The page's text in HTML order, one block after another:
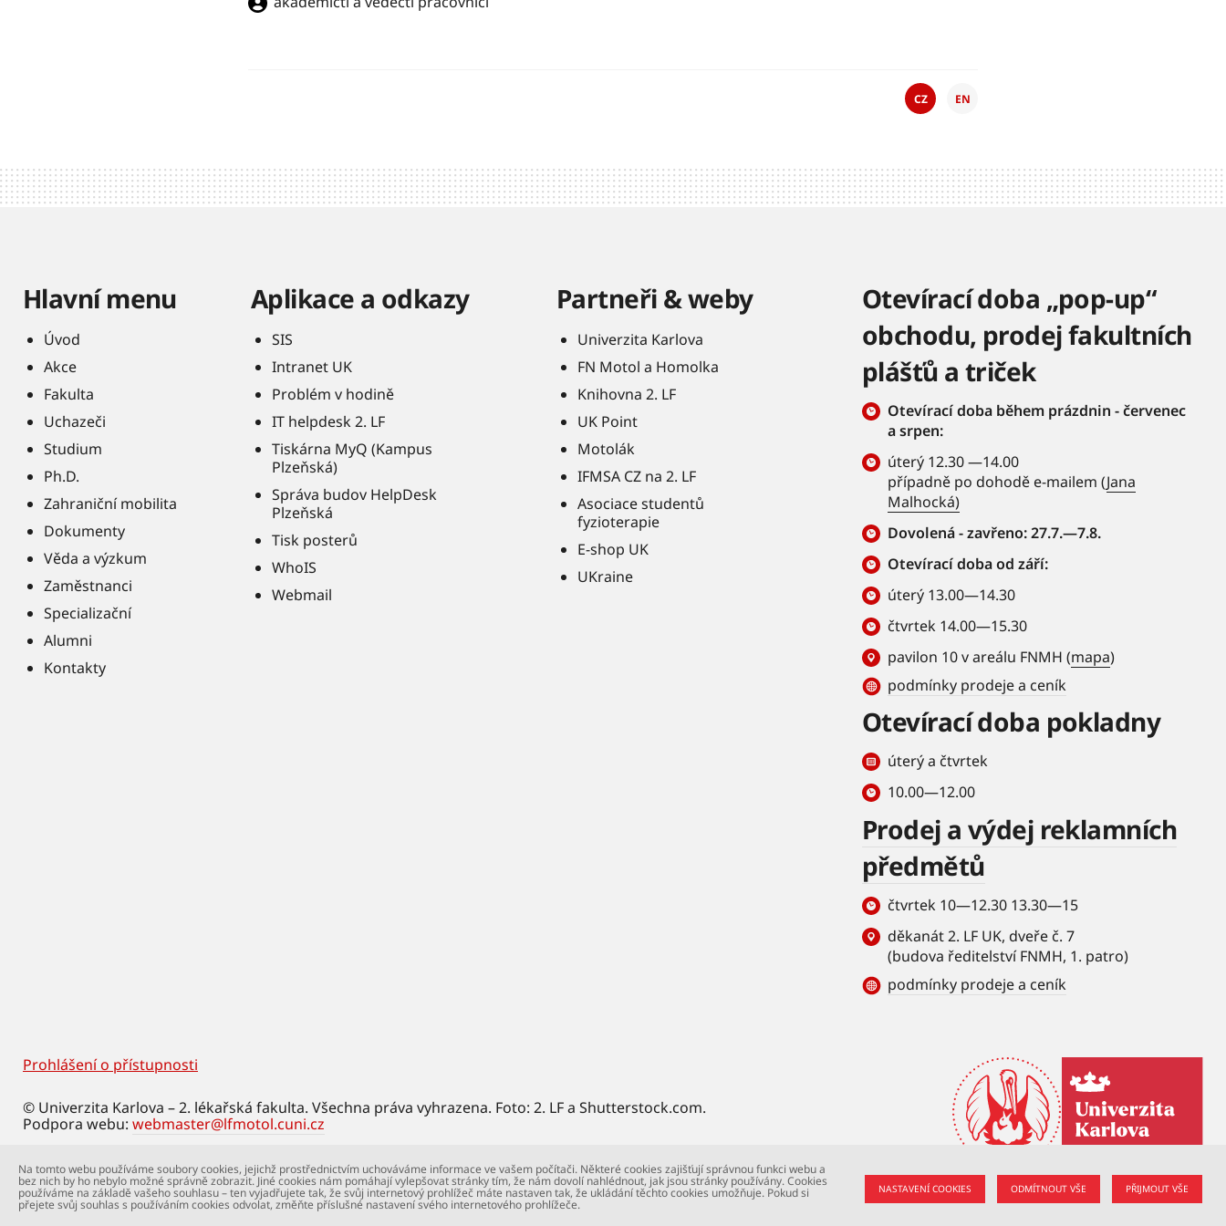
CZ EN
Hlavní menu
Úvod
Akce
Fakulta
Uchazeči
Studium
Ph.D.
Zahraniční mobilita
Dokumenty
Věda a výzkum
Zaměstnanci
Specializační
Alumni
Kontakty
Aplikace a odkazy
SIS
Intranet UK
Problém v hodině
IT helpdesk 2. LF
Tiskárna MyQ (Kampus
Plzeňská)
Správa budov HelpDesk
Plzeňská
Tisk posterů
WhoIS
Webmail
Partneři & weby
Univerzita Karlova
FN Motol a Homolka
Knihovna 2. LF
UK Point
Motolák
IFMSA CZ na 2. LF
Asociace studentů
fyzioterapie
E-shop UK
UKraine
Otevírací doba „pop-up“
obchodu, prodej fakultních
plášťů a triček
Otevírací doba během prázdnin - červenec
a srpen:
úterý 12.30 —14.00
případně po dohodě e-mailem (Jana
Malhocká)
Dovolená - zavřeno: 27.7.—7.8.
Otevírací doba od září:
úterý 13.00—14.30
čtvrtek 14.00—15.30
pavilon 10 v areálu FNMH (mapa)
podmínky prodeje a ceník
Otevírací doba pokladny
úterý a čtvrtek
10.00—12.00
Prodej a výdej reklamních
předmětů
čtvrtek 10—12.30 13.30—15
děkanát 2. LF UK, dveře č. 7
(budova ředitelství FNMH, 1. patro)
podmínky prodeje a ceník
Footer
Prohlášení o přístupnosti
© Univerzita Karlova – 2. lékařská fakulta. Všechna práva vyhrazena. Foto: 2. LF a Shutterstock.com.
Podpora webu: webmaster@lfmotol.cuni.cz
Na tomto webu používáme soubory cookies, jejichž prostřednictvím uchováváme informace ve vašem počítači. Některé cookies zajišťují správnou funkci webu a
bez nich by ho nebylo možné správně zobrazit. Jiné cookies nám pomáhají vylepšovat stránky tím, že nám dovolí nahlédnout, jak jsou stránky používány. Cookies
používáme na základě vašeho souhlasu – ten vyjadřujete tak, že svůj internetový prohlížeč máte nastaven tak, že ukládání těchto cookies umožňuje. Pokud si
přejete svůj souhlas s používáním cookies odvolat, změňte příslušné nastavení svého internetového prohlížeče.
NASTAVENÍ COOKIES ODMÍTNOUT VŠE PŘIJMOUT VŠE